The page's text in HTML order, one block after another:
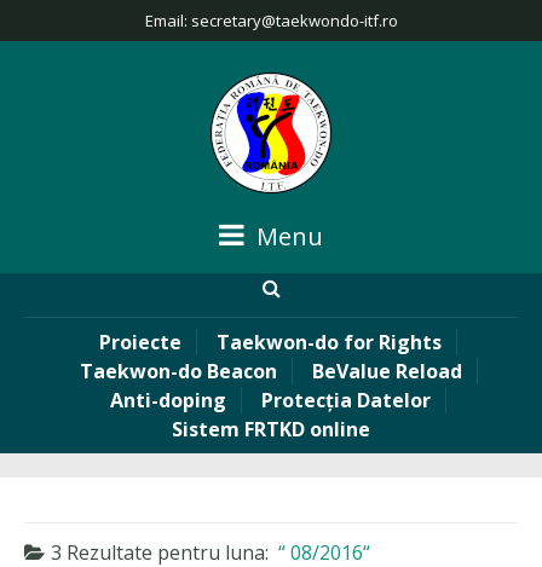
Email: secretary@taekwondo-itf.ro
Menu
Proiecte
Taekwon-do for Rights
Taekwon-do Beacon
BeValue Reload
Anti-doping
Protecția Datelor
Sistem FRTKD online
3 Rezultate pentru luna: 08/2016